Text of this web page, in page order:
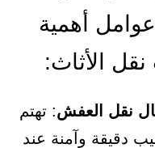
أهمية
نقل الأثاث:
نقل العفش: تهتم
دقيقة وآمنة عند